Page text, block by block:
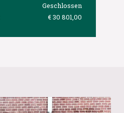
Geschlossen
€ 30 801,00